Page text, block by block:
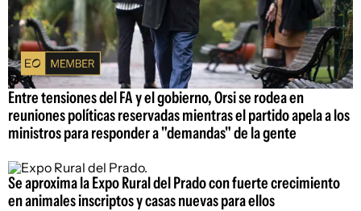
Entre tensiones del FA y el gobierno, Orsi se rodea en
reuniones políticas reservadas mientras el partido apela a los
ministros para responder a "demandas" de la gente
Se aproxima la Expo Rural del Prado con fuerte crecimiento
en animales inscriptos y casas nuevas para ellos